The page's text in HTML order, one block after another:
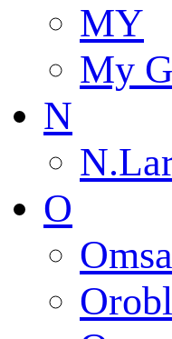
MY
My
N
O
Omsa